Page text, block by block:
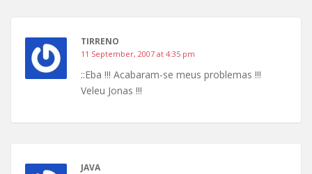
TIRRENO
11 September, 2007 at 4:35 pm
::Eba !!! Acabaram-se meus problemas !!!
Veleu Jonas !!!
JAVA